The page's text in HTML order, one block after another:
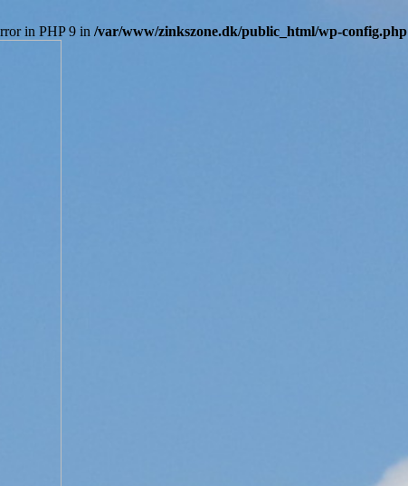
in PHP 9 in /var/www/zinkszone.dk/public_html/wp-config.php